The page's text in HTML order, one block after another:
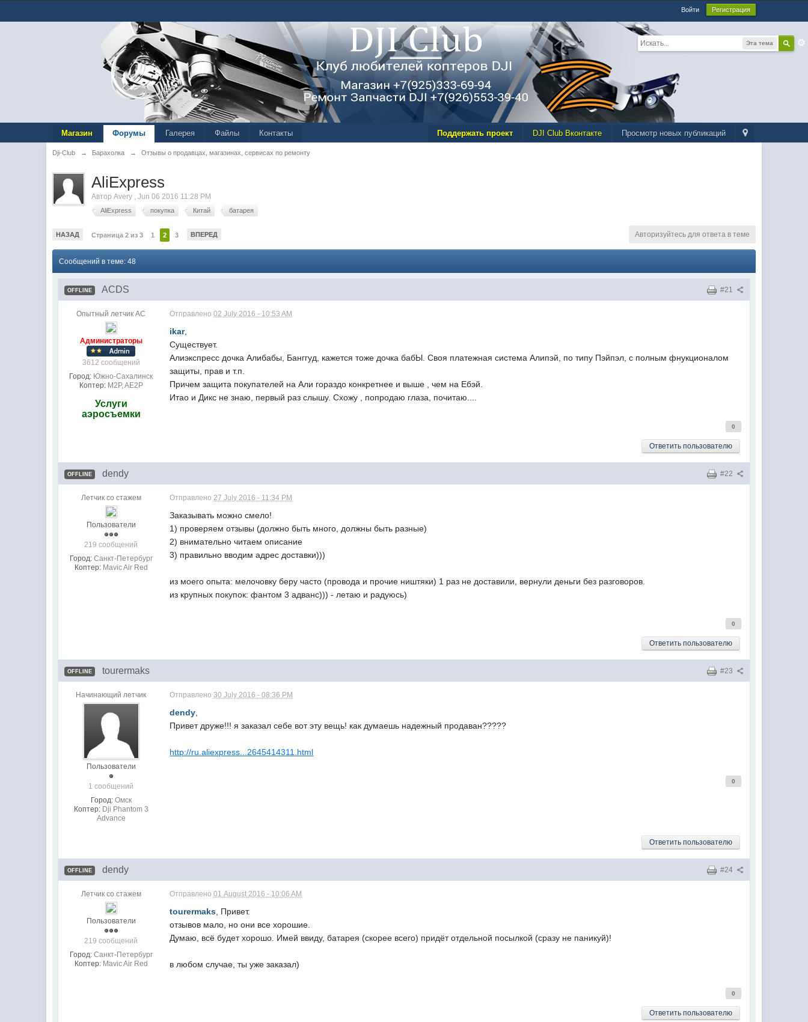
Войти Регистрация
Эта тема
Просмотр новых публикаций
DJI Club Вконтакте
Поддержать проект
Магазин Форумы Галерея Файлы Контакты
Dji-Club → Барахолка → Отзывы о продавцах, магазинах, сервисах по ремонту
AliExpress
АвторAvery ,Jun 06 2016 11:28 PM
AliExpress покупка Китай батарея
НАЗАД Страница 2 из 3 1 2 3 ВПЕРЕД Авторизуйтесь для ответа в теме
Сообщений в теме: 48
#21
OFFLINE ACDS
Опытный летчик АС
Администраторы
3612 сообщений
Город: Южно-Сахалинск
Коптер: M2P, AE2P
Услуги
аэросъемки
Отправлено02 July 2016 - 10:53 AM
ikar,
Существует.
Алиэкспресс дочка Алибабы, Банггуд, кажется тоже дочка бабЫ. Своя платежная система Алипэй, по типу Пэйпэл, с полным фнукционалом
защиты, прав и т.п.
Причем защита покупателей на Али гораздо конкретнее и выше , чем на Ебэй.
Итао и Дикс не знаю, первый раз слышу. Схожу , попродаю глаза, почитаю....
0
Ответить пользователю
#22
OFFLINE dendy
Летчик со стажем
Пользователи
219 сообщений
Город: Санкт-Петербург
Коптер: Mavic Air Red
Отправлено27 July 2016 - 11:34 PM
Заказывать можно смело!
1) проверяем отзывы (должно быть много, должны быть разные)
2) внимательно читаем описание
3) правильно вводим адрес доставки)))
из моего опыта: мелочовку беру часто (провода и прочие ништяки) 1 раз не доставили, вернули деньги без разговоров.
из крупных покупок: фантом 3 адванс))) - летаю и радуюсь)
0
Ответить пользователю
#23
OFFLINE tourermaks
Начинающий летчик
Пользователи
1 сообщений
Город: Омск
Коптер: Dji Phantom 3
Advance
Отправлено30 July 2016 - 08:36 PM
dendy
Привет друже!!! я заказал себе вот эту вещь! как думаешь надежный продаван?????
http://ru.aliexpress...2645414311.html
0
Ответить пользователю
#24
OFFLINE dendy
Летчик со стажем
Пользователи
219 сообщений
Город: Санкт-Петербург
Коптер: Mavic Air Red
Отправлено01 August 2016 - 10:06 AM
tourermaks , Привет.
отзывов мало, но они все хорошие.
Думаю, всё будет хорошо. Имей ввиду, батарея (скорее всего) придёт отдельной посылкой (сразу не паникуй)!
в любом случае, ты уже заказал)
0
Ответить пользователю